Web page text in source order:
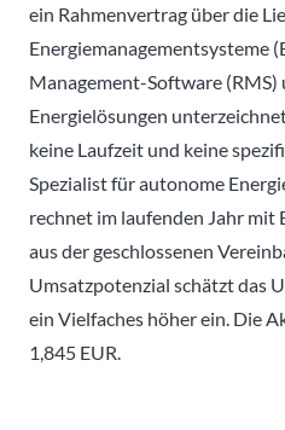
ein Rahmenvertrag über die
Energiemanagementsysteme
Management-Software (RMS)
Energielösungen
keine Laufzeit und keine
Spezialist für autonome
rechnet im laufenden Jahr mit
aus der geschlossenen
Umsatzpotenzial schätzt das
ein Vielfaches höher ein. Die
1,845 EUR.